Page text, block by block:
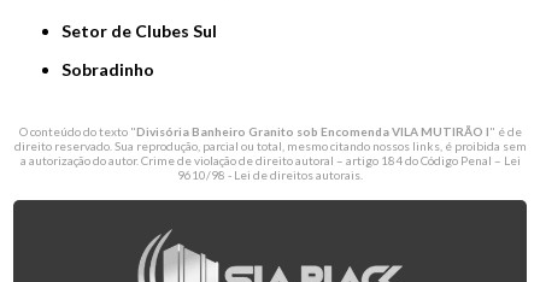
Setor de Clubes Sul
Sobradinho
O conteúdo do texto "Divisória Banheiro Granito sob Encomenda VILA MUTIRÃO I" é de
direito reservado. Sua reprodução, parcial ou total, mesmo citando nossos links, é proibida sem
a autorização do autor. Crime de violação de direito autoral – artigo 184 do Código Penal – Lei
9610/98 - Lei de direitos autorais.